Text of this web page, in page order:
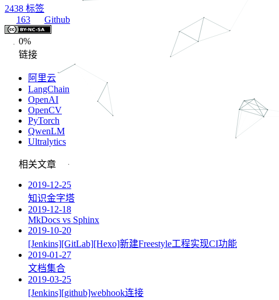
2438 标签
163
Github
0%
链接
阿里云
LangChain
OpenAI
OpenCV
PyTorch
QwenLM
Ultralytics
相关文章
2019-12-25
知识金字塔
2019-12-18
MkDocs vs Sphinx
2019-10-20
[Jenkins][GitLab][Hexo]新建Freestyle工程实现CI功能
2019-01-27
文档集合
2019-03-25
[Jenkins][github]webhook连接